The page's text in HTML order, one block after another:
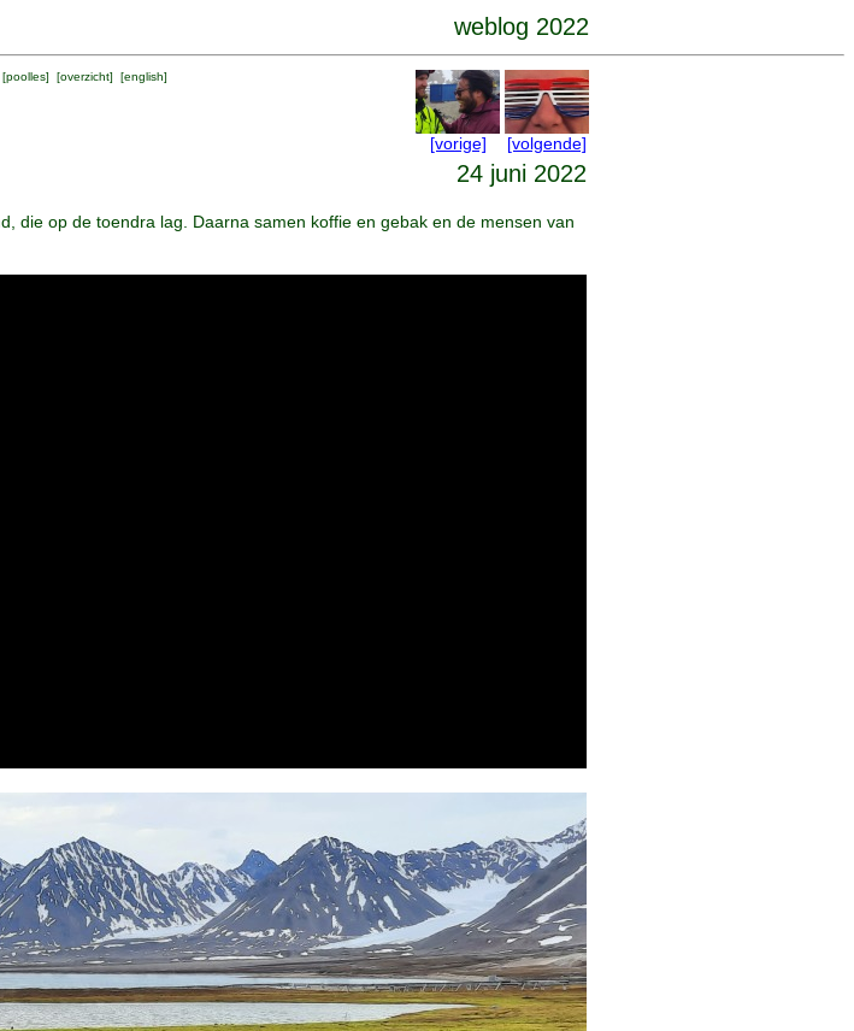
weblog 2022
poolles] [overzicht] [english]
[vorige] [volgende]
24 juni 2022
die op de toendra lag. Daarna samen koffie en gebak en de mensen van